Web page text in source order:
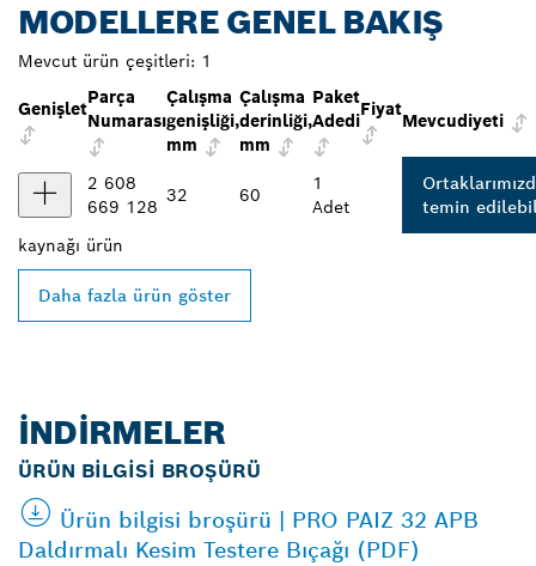
MODELLERE GENEL BAKIŞ
Mevcut ürün çeşitleri: 1
Genişlet
Parça
Numarası
Çalışma
genişliği,
mm
Çalışma
derinliği,
mm
Paket
Adedi
Fiyat
Mevcudiyeti
2 608
669 128
32 60
1
Adet
temin
kaynağı ürün
Daha fazla ürün göster
İNDIRMELER
ÜRÜN BILGISI BROŞÜRÜ
Ürün bilgisi broşürü | PRO PAIZ 32 APB
Daldırmalı Kesim Testere Bıçağı (PDF)